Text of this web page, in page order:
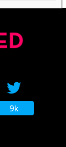
9k